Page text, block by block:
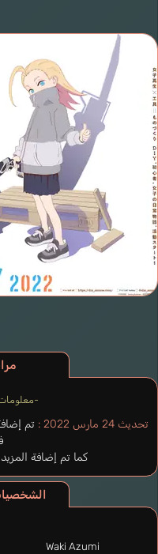
-معلومات
تحديث 24 مارس 2022 : تم
كما تم إضافة
Waki Azumi